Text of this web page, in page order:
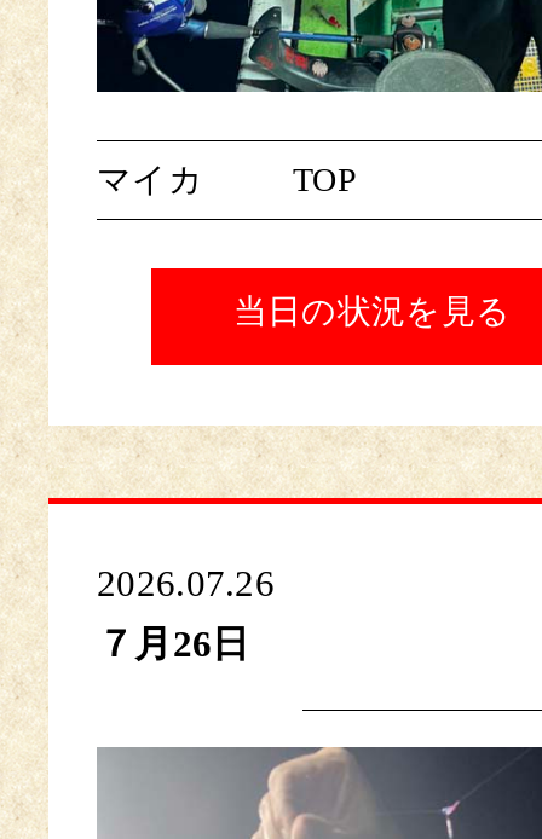
マイカ TOP
当日の状況を見る
2026.07.26
７月26日